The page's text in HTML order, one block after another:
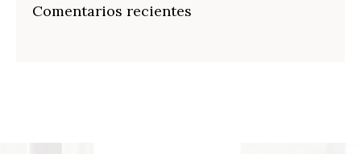
Comentarios recientes